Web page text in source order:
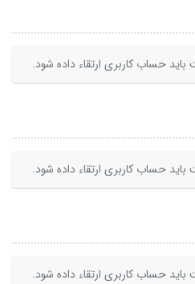
حساب کاربری ارتقاء داده شود.
حساب کاربری ارتقاء داده شود.
حساب کاربری ارتقاء داده شود.